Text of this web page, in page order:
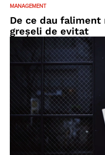
MANAGEMENT
De ce dau
greșeli de evitat